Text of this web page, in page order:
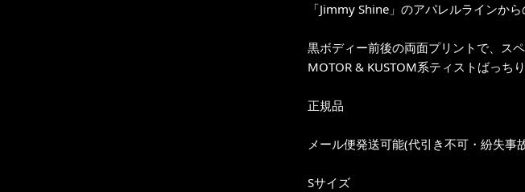
「Jimmy Shine」のアパレルラインか
黒ボディー前後の両面プリントで、ス
MOTOR & KUSTOM系ティストばっちり
正規品
メール便発送可能(代引き不可・紛失事
Sサイズ